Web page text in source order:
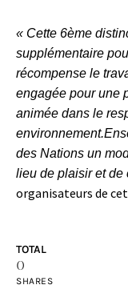
« Cette 6ème
supplémentaire
récompense le
engagée pour une
animée dans le
des Nations un
lieu de plaisir et de
organisateurs de
TOTAL
0
SHARES